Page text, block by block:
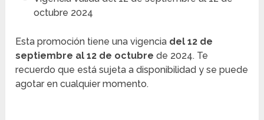
octubre 2024
Esta promoción tiene una vigencia del 12 de
septiembre al 12 de octubre de 2024. Te
recuerdo que está sujeta a disponibilidad y se puede
agotar en cualquier momento.